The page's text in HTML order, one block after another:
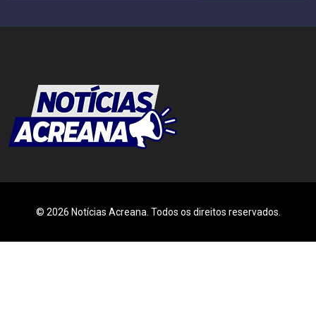
© 2026 Notícias Acreana. Todos os direitos reservados.